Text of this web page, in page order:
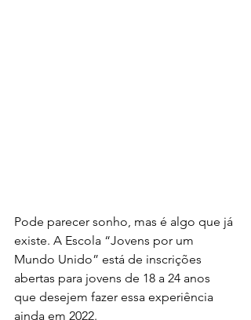
Pode parecer sonho, mas é algo que já
existe. A Escola “Jovens por um
Mundo Unido” está de inscrições
abertas para jovens de 18 a 24 anos
que desejem fazer essa experiência
ainda em 2022.